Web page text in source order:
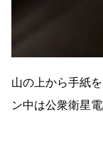
山の上から手紙
ン中は公衆衛星